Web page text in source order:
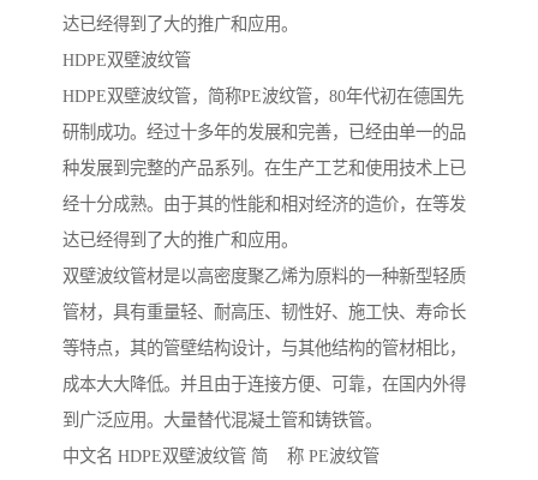
达已经得到了大的推广和应用。
HDPE双壁波纹管
HDPE双壁波纹管，简称PE波纹管，80年代初在德国先
研制成功。经过十多年的发展和完善，已经由单一的品
种发展到完整的产品系列。在生产工艺和使用技术上已
经十分成熟。由于其的性能和相对经济的造价，在等发
达已经得到了大的推广和应用。
双壁波纹管材是以高密度聚乙烯为原料的一种新型轻质
管材，具有重量轻、耐高压、韧性好、施工快、寿命长
等特点，其的管壁结构设计，与其他结构的管材相比，
成本大大降低。并且由于连接方便、可靠，在国内外得
到广泛应用。大量替代混凝土管和铸铁管。
中文名 HDPE双壁波纹管 简 称 PE波纹管